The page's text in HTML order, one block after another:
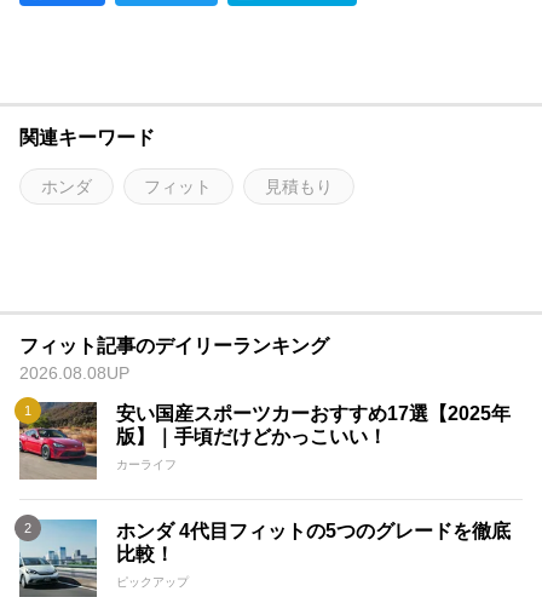
関連キーワード
ホンダ フィット 見積もり
フィット記事のデイリーランキング
2026.08.08UP
安い国産スポーツカーおすすめ17選【2025年
版】｜手頃だけどかっこいい！
カーライフ
ホンダ 4代目フィットの5つのグレードを徹底
比較！
ピックアップ